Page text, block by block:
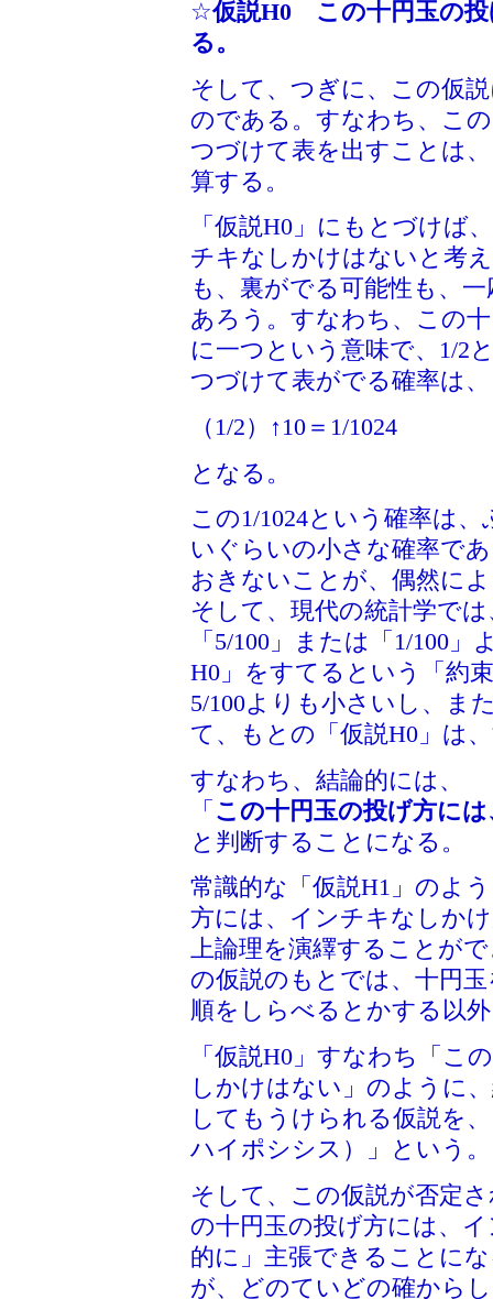
☆仮説H0 この十円玉の
る。
そして、つぎに、この仮
のである。すなわち、こ
つづけて表を出すことは
算する。
「仮説H0」にもとづけば
チキなしかけはないと考
も、裏がでる可能性も、
あろう。すなわち、この
に一つという意味で、1/2
つづけて表がでる確率は、
（1/2）↑10＝1/1024
となる。
この1/1024という確率は
いぐらいの小さな確率で
おきないことが、偶然に
そして、現代の統計学で
「5/100」または「1/100
H0」をすてるという「約
5/100よりも小さいし、ま
て、もとの「仮説H0」は
すなわち、結論的には、
「 この十円玉の投げ方に
と判断することになる。
常識的な「仮説H1」のよ
方には、インチキなしか
上論理を演繹することが
の仮説のもとでは、十円
順をしらべるとかする以
「仮説H0」すなわち「こ
しかけはない」のように
してもうけられる仮説を
ハイポシシス）」という。
そして、この仮説が否定
の十円玉の投げ方には、
的に」主張できることに
が、どのていどの確から